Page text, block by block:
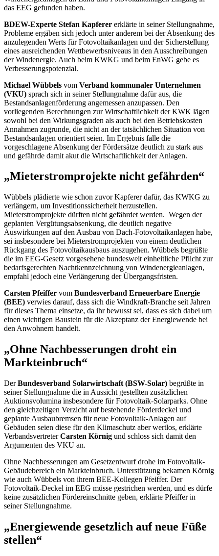
das EEG gefunden haben.
BDEW-Experte Stefan Kapferer erklärte in seiner Stellungnahme,
Probleme ergäben sich jedoch unter anderem bei der Absenkung des
anzulegenden Werts für Fotovoltaikanlagen und der Sicherstellung
eines ausreichenden Wettbewerbsniveaus in den Ausschreibungen
der Windenergie. Auch beim KWKG und beim EnWG gebe es
Verbesserungspotenzial.
Michael Wübbels vom Verband kommunaler Unternehmen
(VKU) sprach sich in seiner Stellungnahme dafür aus, die
Bestandsanlagenförderung angemessen anzupassen. Den
vorliegenden Berechnungen zur Wirtschaftlichkeit der KWK lägen
sowohl bei den Wirkungsgraden als auch bei den Betriebskosten
Annahmen zugrunde, die nicht an der tatsächlichen Situation von
Bestandsanlagen orientiert seien. Im Ergebnis falle die
vorgeschlagene Absenkung der Fördersätze deutlich zu stark aus
und gefährde damit akut die Wirtschaftlichkeit der Anlagen.
„Mieterstromprojekte nicht gefährden“
Wübbels plädierte wie schon zuvor Kapferer dafür, das KWKG zu
verlängern, um Investitionssicherheit herzustellen.
Mieterstromprojekte dürften nicht gefährdet werden. Wegen der
geplanten Vergütungsabsenkung, die deutlich negative
Auswirkungen auf den Ausbau von Dach-Fotovoltaikanlagen habe,
sei insbesondere bei Mieterstromprojekten von einem deutlichen
Rückgang des Fotovoltaikausbaus auszugehen. Wübbels begrüßte
die im EEG-Gesetz vorgesehene bundesweit einheitliche Pflicht zur
bedarfsgerechten Nachtkennzeichnung von Windenergieanlagen,
empfahl jedoch eine Verlängerung der Übergangsfristen.
Carsten Pfeiffer vom Bundesverband Erneuerbare Energie
(BEE) verwies darauf, dass sich die Windkraft-Branche seit Jahren
für dieses Thema einsetze, da ihr bewusst sei, dass es sich dabei um
einen wichtigen Baustein für die Akzeptanz der Energiewende bei
den Anwohnern handelt.
„Ohne Nachbesserungen droht ein
Markteinbruch“
DerBundesverband Solarwirtschaft (BSW-Solar) begrüßte in
seiner Stellungnahme die in Aussicht gestellten zusätzlichen
Auktionsvolumina insbesondere für Fotovoltaik-Solarparks. Ohne
den gleichzeitigen Verzicht auf bestehende Förderdeckel und
geplante Ausbaubremsen für neue Fotovoltaik-Anlagen auf
Gebäuden seien diese für den Klimaschutz aber wertlos, erklärte
VerbandsvertreterCarsten Körnig und schloss sich damit den
Argumenten des VKU an.
Ohne Nachbesserungen am Gesetzentwurf drohe im Fotovoltaik-
Gebäudebereich ein Markteinbruch. Unterstützung bekamen Körnig
wie auch Wübbels von ihrem BEE-Kollegen Pfeiffer. Der
Fotovoltaik-Deckel im EEG müsse gestrichen werden, und es dürfe
keine zusätzlichen Fördereinschnitte geben, erklärte Pfeiffer in
seiner Stellungnahme.
„Energiewende gesetzlich auf neue Füße
stellen“